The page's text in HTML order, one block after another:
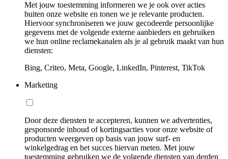
Met jouw toestemming informeren we je ook over acties
buiten onze website en tonen we je relevante producten.
Hiervoor synchroniseren we jouw gecodeerde persoonlijke
gegevens met de volgende externe aanbieders en gebruiken
we hun online reclamekanalen als je al gebruik maakt van hun
diensten:
Bing, Criteo, Meta, Google, LinkedIn, Pinterest, TikTok
Marketing
Door deze diensten te accepteren, kunnen we advertenties,
gesponsorde inhoud of kortingsacties voor onze website of
producten weergeven op basis van jouw surf- en
winkelgedrag en het succes hiervan meten. Met jouw
toestemming gebruiken we de volgende diensten van derden